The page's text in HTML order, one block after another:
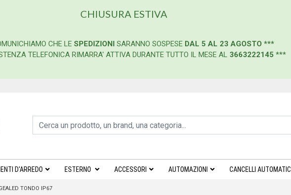
CHIUSURA ESTIVA
CHE LE SPEDIZIONI SARANNO SOSPESE DAL 5 AL 23 AGOSTO ***
TELEFONICA RIMARRA' ATTIVA DURANTE TUTTO IL MESE AL 3663222145 ***
D'ARREDO ESTERNO ACCESSORI AUTOMAZIONI CANCELLI AUTOMATICI
TONDO IP67